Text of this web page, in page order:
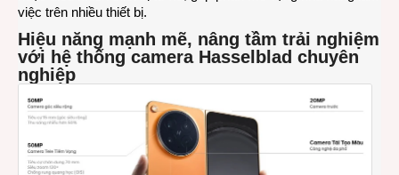
việc trên nhiều thiết bị.
Hiệu năng mạnh mẽ, nâng tầm trải nghiệm
với hệ thống camera Hasselblad chuyên
nghiệp